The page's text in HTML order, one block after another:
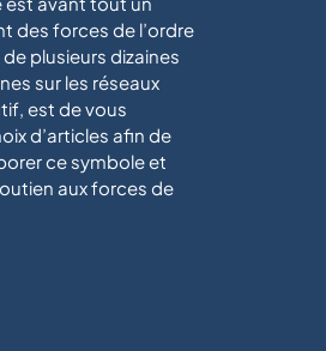
des forces de l’ordre
plusieurs dizaines
sur les réseaux
est de vous
d’articles afin de
ce symbole et
aux forces de